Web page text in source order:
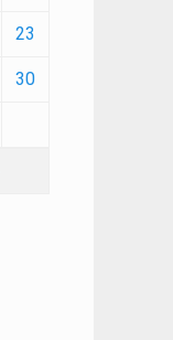
23
30